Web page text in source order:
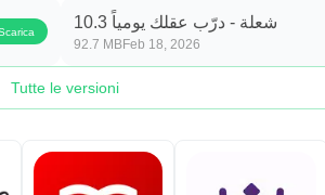
شعلة - درّب عقلك يومياً 10.3
92.7 MBFeb 18, 2026
Tutte le versioni